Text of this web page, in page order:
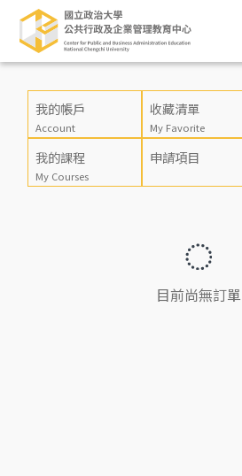
我的帳戶
Account
收藏清單
My Favorite
我的課程
My Courses
申請項目
目前尚無訂單